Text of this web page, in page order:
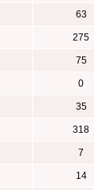
63
275
75
0
35
318
7
14